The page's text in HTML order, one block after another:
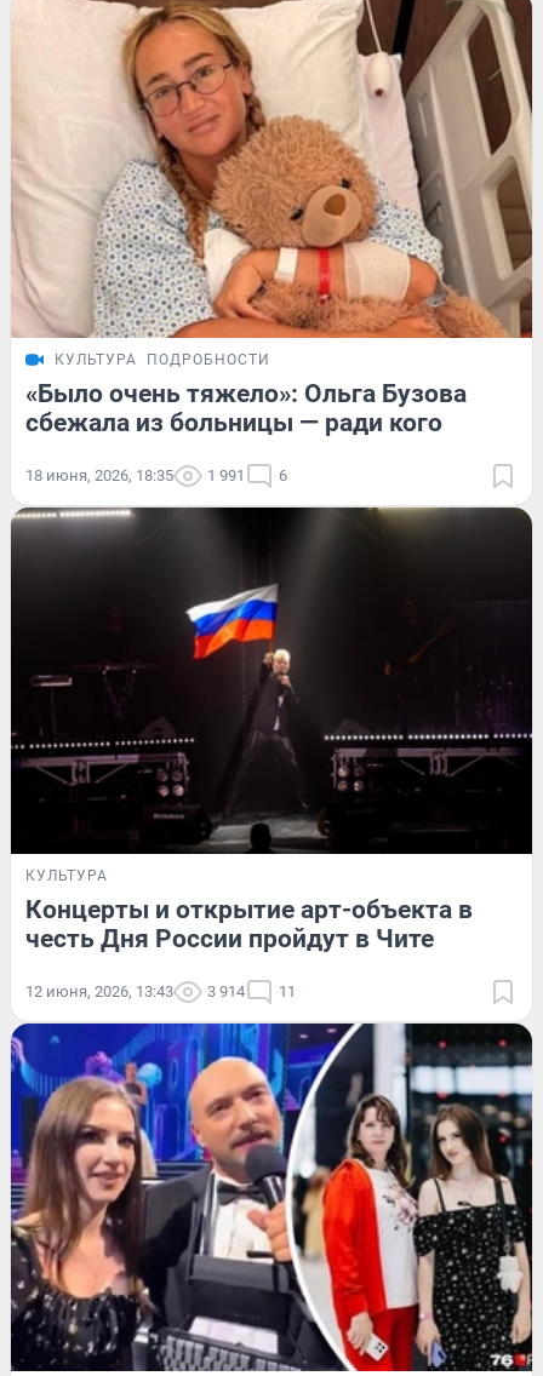
КУЛЬТУРА ПОДРОБНОСТИ
«Было очень тяжело»: Ольга Бузова
сбежала из больницы — ради кого
18 июня, 2026, 18:35 1 991 6
КУЛЬТУРА
Концерты и открытие арт-объекта в
честь Дня России пройдут в Чите
12 июня, 2026, 13:43 3 914 11